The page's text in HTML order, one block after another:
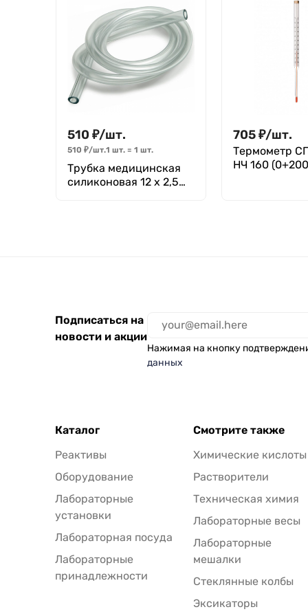
510 ₽/шт.
510 ₽/шт.1 шт. = 1 шт.
Трубка медицинская
силиконовая 12 х 2,5
705₽/шт.
Термометр
НЧ 160
Подписаться на
новости и акции
Нажимая на кнопку
данных
Каталог
Реактивы
Оборудование
Лабораторные
установки
Лабораторная посуда
Лабораторные
принадлежности
Смотрите также
Химические кислоты
Растворители
Техническая химия
Лабораторные весы
Лабораторные
мешалки
Стеклянные колбы
Эксикаторы